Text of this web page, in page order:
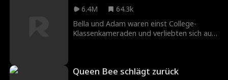
6.4M
64.3k
Bella und Adam waren einst College-
Klassenkameraden und verliebten sich auf
erfolgreiche Ärztin, er ein berühmter NHL-
Queen Bee schlägt zurück